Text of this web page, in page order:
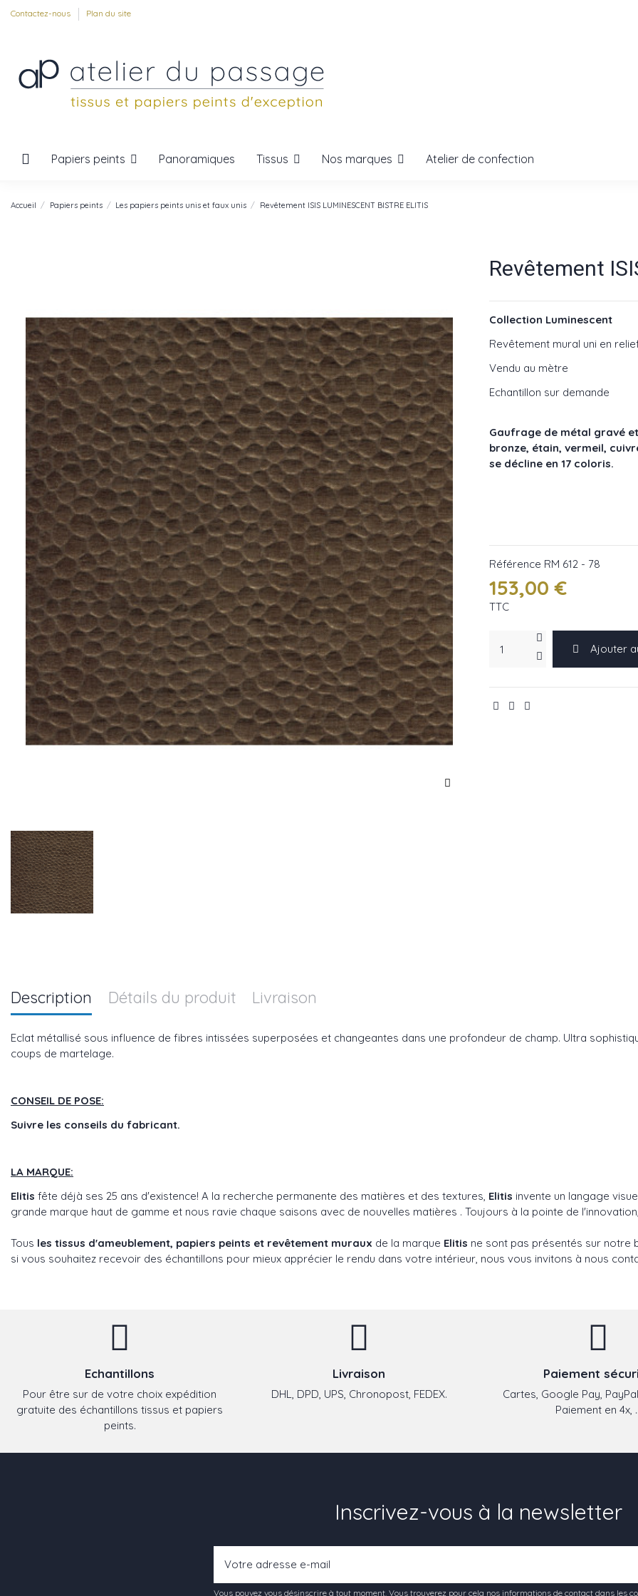
Contactez-nous Plan du site
Papiers peints Panoramiques Tissus Nos marques Atelier de confection
Accueil Papiers peints Les papiers peints unis et faux unis Revêtement ISIS LUMINESCENT BISTRE ELITIS
Revêtement
Collection Luminescent
Revêtement mural uni en
Vendu au mètre
Echantillon sur demande
Gaufrage de métal gravé
bronze, étain, vermeil,
se décline en 17 coloris.
Référence RM 612 - 78
153,00 €
TTC
Ajouter
Description Détails du produit Livraison
Eclat métallisé sous influence de fibres intissées superposées et changeantes dans une profondeur de champ. Ultra
coups de martelage.
CONSEIL DE POSE:
Suivre les conseils du fabricant.
LA MARQUE:
Elitis fête déjà ses 25 ans d'existence! A la recherche permanente des matières et des textures, Elitis invente un langage
grande marque haut de gamme et nous ravie chaque saisons avec de nouvelles matières . Toujours à la pointe de
Tous les tissus d'ameublement, papiers peints et revêtement muraux de la marque Elitis ne sont pas présentés sur notre
si vous souhaitez recevoir des échantillons pour mieux apprécier le rendu dans votre intérieur, nous vous invitons à nous
Echantillons
Pour être sur de votre choix expédition
gratuite des échantillons tissus et papiers
peints.
Livraison
DHL, DPD, UPS, Chronopost, FEDEX.
Paiement
Cartes, Google Pay,
Paiement en 4x,
Inscrivez-vous à la newsletter
Vous pouvez vous désinscrire à tout moment. Vous trouverez pour cela nos informations de contact dans les